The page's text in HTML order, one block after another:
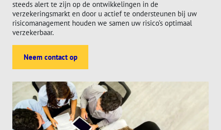
steeds alert te zijn op de ontwikkelingen in de
verzekeringsmarkt en door u actief te ondersteunen bij uw
risicomanagement houden we samen uw risico’s optimaal
verzekerbaar.
Neem contact op